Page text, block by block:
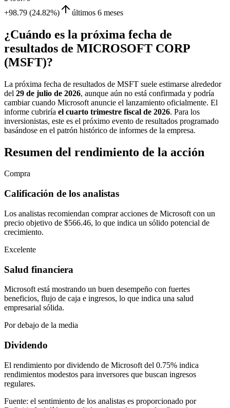
+98.79 (24.82%)
últimos 6 meses
¿Cuándo es la próxima fecha de
resultados de MICROSOFT CORP
(MSFT)?
La próxima fecha de resultados de MSFT suele estimarse alrededor
del 29 de julio de 2026, aunque aún no está confirmada y podría
cambiar cuando Microsoft anuncie el lanzamiento oficialmente. El
informe cubriría el cuarto trimestre fiscal de 2026. Para los
inversionistas, este es el próximo evento de resultados programado
basándose en el patrón histórico de informes de la empresa.
Resumen del rendimiento de la acción
Compra
Calificación de los analistas
Los analistas recomiendan comprar acciones de Microsoft con un
precio objetivo de $566.46, lo que indica un sólido potencial de
crecimiento.
Excelente
Salud financiera
Microsoft está mostrando un buen desempeño con fuertes
beneficios, flujo de caja e ingresos, lo que indica una salud
empresarial sólida.
Por debajo de la media
Dividendo
El rendimiento por dividendo de Microsoft del 0.75% indica
rendimientos modestos para inversores que buscan ingresos
regulares.
Fuente: el sentimiento de los analistas es proporcionado por